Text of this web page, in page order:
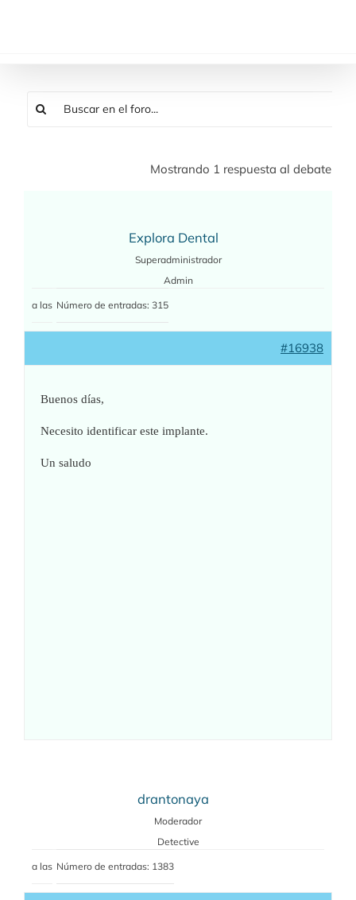
Mostrando 1 respuesta al debate
Explora Dental
Superadministrador
Admin
a las Número de entradas: 315
#16938
Buenos días,
Necesito identificar este implante.
Un saludo
drantonaya
Moderador
Detective
a las Número de entradas: 1383